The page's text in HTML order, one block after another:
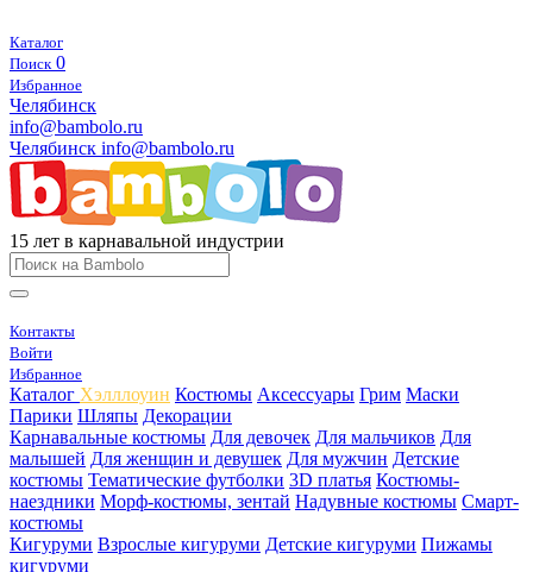
Каталог
Поиск 0
Избранное
Челябинск
info@bambolo.ru
Челябинск info@bambolo.ru
15 лет в карнавальной индустрии
Контакты
Войти
Избранное
Каталог Хэлллоуин Костюмы Аксессуары Грим Маски
Парики Шляпы Декорации
Карнавальные костюмы Для девочек Для мальчиков Для
малышей Для женщин и девушек Для мужчин Детские
костюмы Тематические футболки 3D платья Костюмы-
наездники Морф-костюмы, зентай Надувные костюмы Смарт-
костюмы
Кигуруми Взрослые кигуруми Детские кигуруми Пижамы
кигуруми